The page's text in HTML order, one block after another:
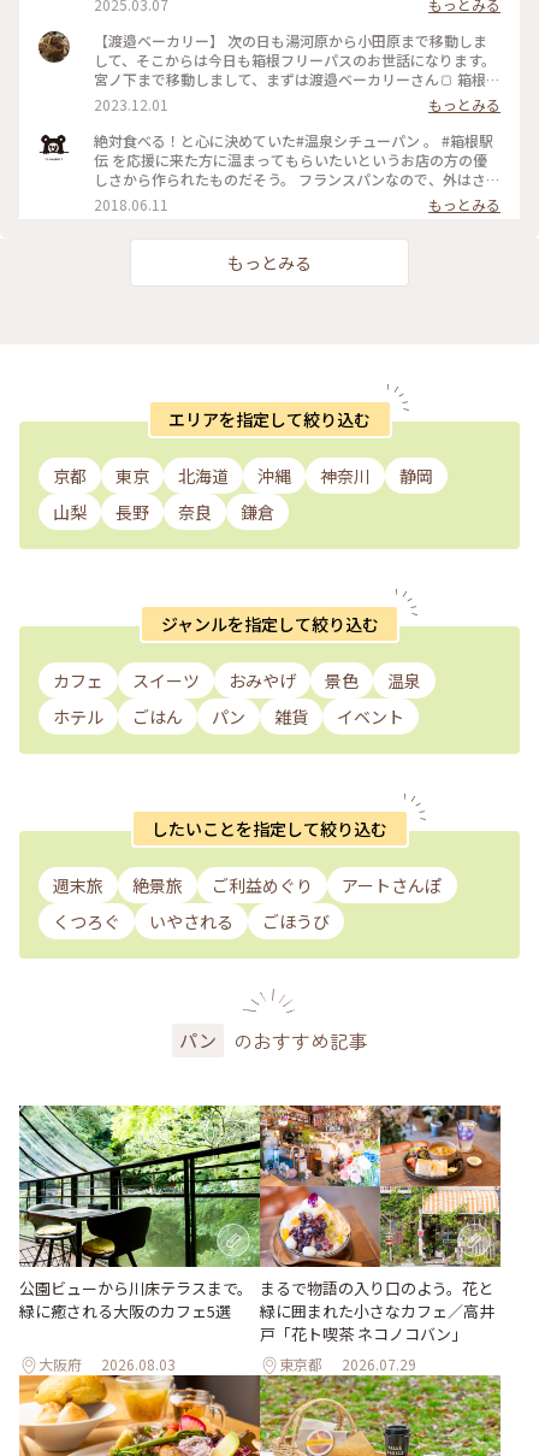
ンなんだけど 柔らかく感じました。 シチューを救って食べて
最後パンを ガブリガブリ 美味しい！ また行く事があったら 行
きたいなぁ #2泊3日箱根旅行 #渡辺ベーカリー #箱根駅伝 #温
泉シチューパン #冷えた体を温めて頂きたいと言う思いから生
まれたパン #美味かった👍 #箱根登山鉄道 #宮ノ下駅 #富士屋
ホテルの先 #また行く！
2025.03.07
もっとみる
【渡邉ベーカリー】 次の日も湯河原から小田原まで移動しま
して、そこからは今日も箱根フリーパスのお世話になります。
宮ノ下まで移動しまして、まずは渡邉ベーカリーさん🍞 箱根駅
伝好きの方ならご存じの方も多いかもしれないのですが、宮ノ
下に応援にきた方のためにと考案された名物温泉シチューパン
です✨ お昼ちょっと過ぎにお邪魔したんですが、日曜日なのに
10席しかないお席が空いているじゃないですか😳奇跡〜✨ シ
チューパン以外のパンも気になりつつ、とりあえずシチューパ
ンをいそいそと注文します🥧 本当にいいタイミングで入店で
きただけだったらしく、待ってる間次々にお客さんが来て外で
持ち帰りもできますがパンの中にシチューですので、アツアツ
を店内で食べる方がオススメです。 単品もありますが、今回は
ドリンクとのセットにしました。 席に座りつつソワソワ待つ
にしている系ってぼたっと落としてしまったりして綺麗に食べ
れません。なぜみなさんあんなにキレイに食べれるんでしょ
う？🤔 お土産用にこれまた名物の箱根山あんぱんシリーズか
ら季節限定の焼き栗あんぱんと温泉村の温泉パンをお買い上
げ。お家でも箱根を思い出しながら美味しくいただきました😋
（2023.11.26） #パン #名物 #箱根 #宮ノ下 #ことりっぷ箱根 #
私のことりっぷ旅
2023.12.01
もっとみる
絶対食べる！と心に決めていた#温泉シチューパン 。 #箱根駅
伝 を応援に来た方に温まってもらいたいというお店の方の優
しさから作られたものだそう。 フランスパンなので、外はさっ
くさく、中はシチューでしっとり…はぁ…美味しい…( ﾟÅﾟ)…
💕 雨で寒かったので、私も駅伝の応援に来た方達と同じよう
に温まり、心も体もほっとしました😊 #小田原産 の#梅干し ご
丸ごと一個入った#梅干しあんぱん も有名だそう。 私は#いち
ご🍓 が丸ごと一個入った#いちごあんぱん を頂きました
2018.06.11 もっとみる
もっとみる
エリアを指定して絞り込む
京都 東京 北海道 沖縄 神奈川
静岡
山梨
長野 奈良 鎌倉
ジャンルを指定して絞り込む
カフェ スイーツ おみやげ 景色
温泉
ホテル
ごはん パン 雑貨 イベント
したいことを指定して絞り込む
週末旅 絶景旅 ご利益めぐり
アートさんぽ
くつろぐ
いやされる ごほうび
パン のおすすめ記事
公園ビューから川床テラスまで。
緑に癒される大阪のカフェ5選
大阪府 2026.08.03
まるで物語の入り口のよう。花と
緑に囲まれた小さなカフェ／高井
戸「花ト喫茶 ネコノコバン」
東京都 2026.07.29